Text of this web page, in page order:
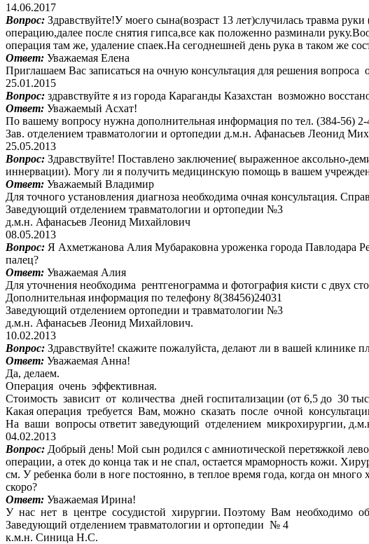
14.06.2017
Вопрос: Здравствуйте!У моего сына(возраст 13 лет)случилась травма
операцию,далее после снятия гипса,все как положенно разминали
операция там же, удаление спаек.На сегоднешней день рука в таком же
Ответ: Уважаемая Елена
Приглашаем Вас записаться на очную консультация для решения вопроса
25.01.2015
Вопрос: здравствуйте я из города Караганды Казахстан возможно
Ответ: Уважаемый Асхат!
По вашему вопросу нужна дополнительная информация по тел. (384-56)
Зав. отделением травматологии и ортопедии д.м.н. Афанасьев Леонид
25.05.2013
Вопрос: Здравствуйте! Поставлено заключение( выраженное аксольно-
иннервации). Могу ли я получить медицинскую помощь в вашем
Ответ: Уважаемый Владимир
Для точного установления диагноза необходима очная консультация.
Заведующий отделением травматологии и ортопедии №3
д.м.н. Афанасьев Леонид Михайлович
08.05.2013
Вопрос: Я Ахметжанова Алия Мубараковна уроженка города Павлодара
палец?
Ответ: Уважаемая Алия
Для уточнения необходима рентгенограмма и фотография кисти с двух
Дополнительная информация по телефону 8(38456)24031
Заведующий отделением ортопедии и травматологии №3
д.м.н. Афанасьев Леонид Михайлович.
10.02.2013
Вопрос: Здравствуйте! скажите пожалуйста, делают ли в вашей клинике
Ответ: Уважаемая Анна!
Да, делаем.
Операция очень эффективная.
Стоимость зависит от количества дней госпитализации (от 6,5 до 30
Какая операция требуется Вам, можно сказать после очной
На ваши вопросы ответит заведующий отделением микрохирургии,
04.02.2013
Вопрос: Добрый день! Мой сын родился с амниотической перетяжкой
операции, а отек до конца так и не спал, остается мраморность кожи.
см. У ребенка боли в ноге постоянно, в теплое время года, когда он
скоро?
Ответ: Уважаемая Ирина!
У нас нет в центре сосудистой хирургии. Поэтому Вам необходимо
Заведующий отделением травматологии и ортопедии № 4
к.м.н. Синица Н.С.